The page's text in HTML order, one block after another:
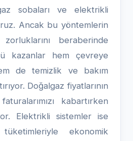
sobaları ve elektrikli
Ancak bu yöntemlerin
beraberinde
kazanlar hem çevreye
de temizlik ve bakım
Doğalgaz fiyatlarının
kabartırken
Elektrikli sistemler ise
ekonomik